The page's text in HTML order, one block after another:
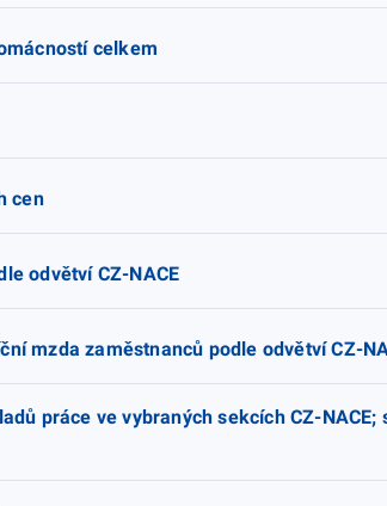
celkem
cen
odvětví CZ-NACE
mzda zaměstnanců podle odvětví CZ-
práce ve vybraných sekcích CZ-